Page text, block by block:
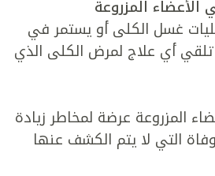
الأعضاء المزروعة
غسل الكلى أو يستمر في
تلقي أي علاج لمرض الكلى الذي
المزروعة عرضة لمخاطر زيادة
التي لا يتم الكشف عنها